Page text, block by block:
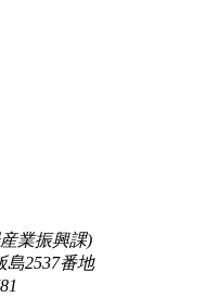
業振興課)
島2537番地